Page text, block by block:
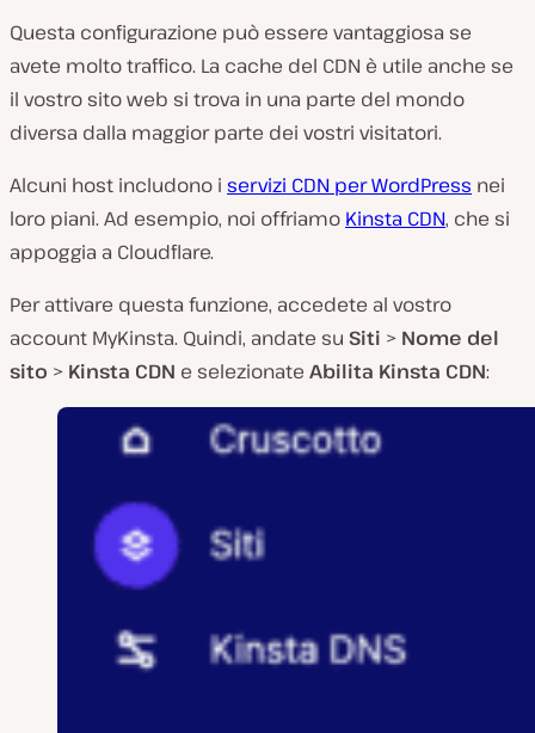
Questa configurazione può essere vantaggiosa se
avete molto traffico. La cache del CDN è utile anche se
il vostro sito web si trova in una parte del mondo
diversa dalla maggior parte dei vostri visitatori.
Alcuni host includono i servizi CDN per WordPress nei
loro piani. Ad esempio, noi offriamo Kinsta CDN, che si
appoggia a Cloudflare.
Per attivare questa funzione, accedete al vostro
account MyKinsta. Quindi, andate su Siti > Nome del
sito > Kinsta CDN e selezionate Abilita Kinsta CDN: